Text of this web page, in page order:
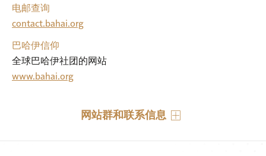
电邮查询
contact.bahai.org
巴哈伊信仰
全球巴哈伊社团的网站
www.bahai.org
网站群和联系信息